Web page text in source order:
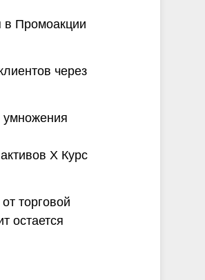
в Промоакции
через
умножения
X Курс
торговой
остается